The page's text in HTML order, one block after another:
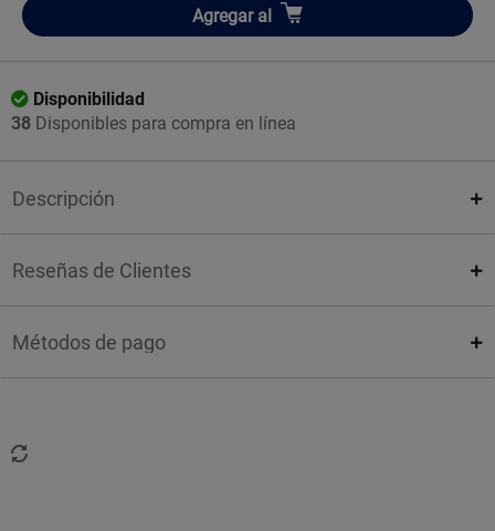
Añadir
Agregar al
Disponibilidad
38 Disponibles para compra en línea
Descripción
Reseñas de Clientes
Métodos de pago